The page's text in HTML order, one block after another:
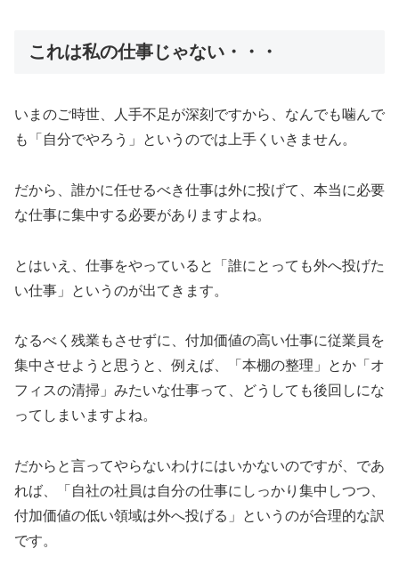
これは私の仕事じゃない・・・
いまのご時世、人手不足が深刻ですから、なんでも噛んで
も「自分でやろう」というのでは上手くいきません。
だから、誰かに任せるべき仕事は外に投げて、本当に必要
な仕事に集中する必要がありますよね。
とはいえ、仕事をやっていると「誰にとっても外へ投げた
い仕事」というのが出てきます。
なるべく残業もさせずに、付加価値の高い仕事に従業員を
集中させようと思うと、例えば、「本棚の整理」とか「オ
フィスの清掃」みたいな仕事って、どうしても後回しにな
ってしまいますよね。
だからと言ってやらないわけにはいかないのですが、であ
れば、「自社の社員は自分の仕事にしっかり集中しつつ、
付加価値の低い領域は外へ投げる」というのが合理的な訳
です。